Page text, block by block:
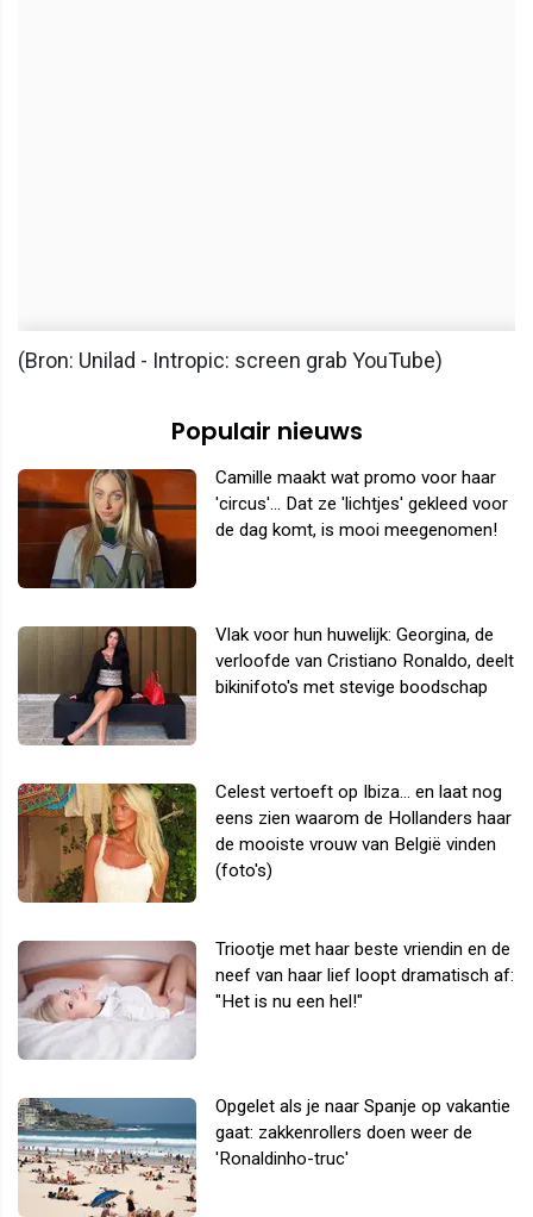
(Bron: Unilad - Intropic: screen grab YouTube)
Populair nieuws
Camille maakt wat promo voor haar
'circus'... Dat ze 'lichtjes' gekleed voor
de dag komt, is mooi meegenomen!
Vlak voor hun huwelijk: Georgina, de
verloofde van Cristiano Ronaldo, deelt
bikinifoto's met stevige boodschap
Celest vertoeft op Ibiza... en laat nog
eens zien waarom de Hollanders haar
de mooiste vrouw van België vinden
(foto's)
Triootje met haar beste vriendin en de
neef van haar lief loopt dramatisch af:
"Het is nu een hel!"
Opgelet als je naar Spanje op vakantie
gaat: zakkenrollers doen weer de
'Ronaldinho-truc'